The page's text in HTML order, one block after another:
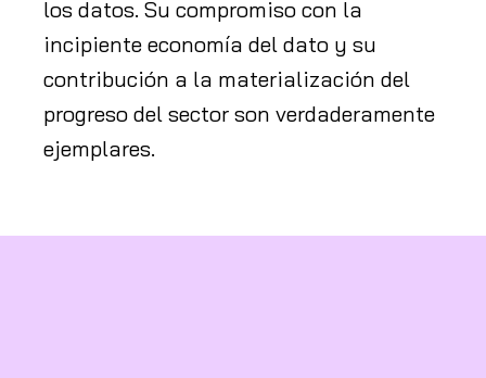
los datos. Su compromiso con la
incipiente economía del dato y su
contribución a la materialización del
progreso del sector son verdaderamente
ejemplares.